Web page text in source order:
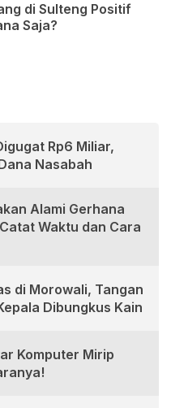
di Sulteng Positif
Saja?
Rp6 Miliar,
Nasabah
Alami Gerhana
Waktu dan Cara
di Morowali, Tangan
Dibungkus Kain
Komputer Mirip